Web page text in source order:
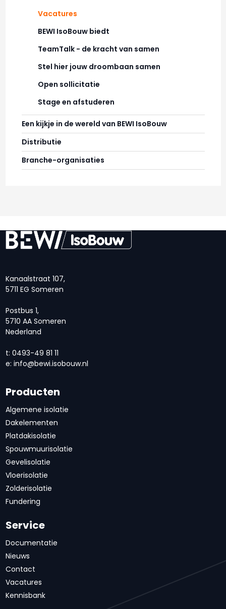
Vacatures
BEWI IsoBouw biedt
TeamTalk - de kracht van samen
Stel hier jouw droombaan samen
Open sollicitatie
Stage en afstuderen
Een kijkje in de wereld van BEWI IsoBouw
Distributie
Branche-organisaties
Kanaalstraat 107,
5711 EG Someren
Postbus 1,
5710 AA Someren
Nederland
t: 0493-49 81 11
e: info@bewi.isobouw.nl
Producten
Algemene isolatie
Dakelementen
Platdakisolatie
Spouwmuurisolatie
Gevelisolatie
Vloerisolatie
Zolderisolatie
Fundering
Service
Documentatie
Nieuws
Contact
Vacatures
Kennisbank